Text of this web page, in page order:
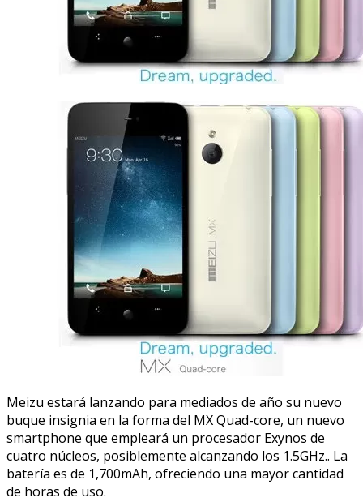
Meizu estará lanzando para mediados de año su nuevo
buque insignia en la forma del MX Quad-core, un nuevo
smartphone que empleará un procesador Exynos de
cuatro núcleos, posiblemente alcanzando los 1.5GHz.. La
batería es de 1,700mAh, ofreciendo una mayor cantidad
de horas de uso.